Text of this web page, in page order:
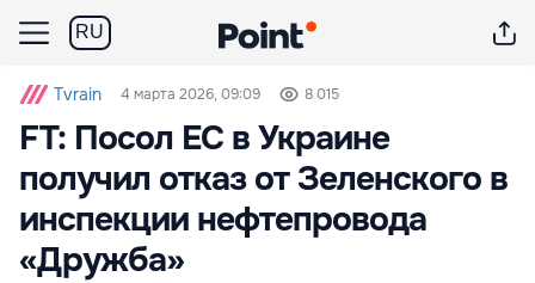
RU
Tvrain 4 марта 2026, 09:09 8 015
FT: Посол ЕС в Украине
получил отказ от Зеленского в
инспекции нефтепровода
«Дружба»